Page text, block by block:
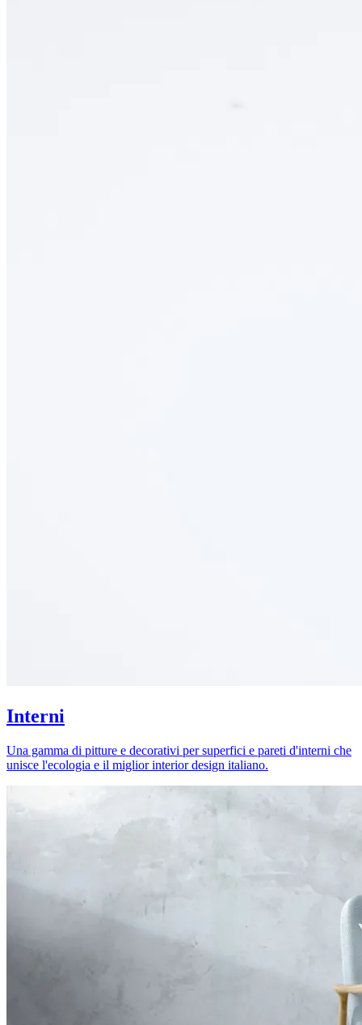
Interni
Una gamma di pitture e decorativi per superfici e pareti d'interni che
unisce l'ecologia e il miglior interior design italiano.